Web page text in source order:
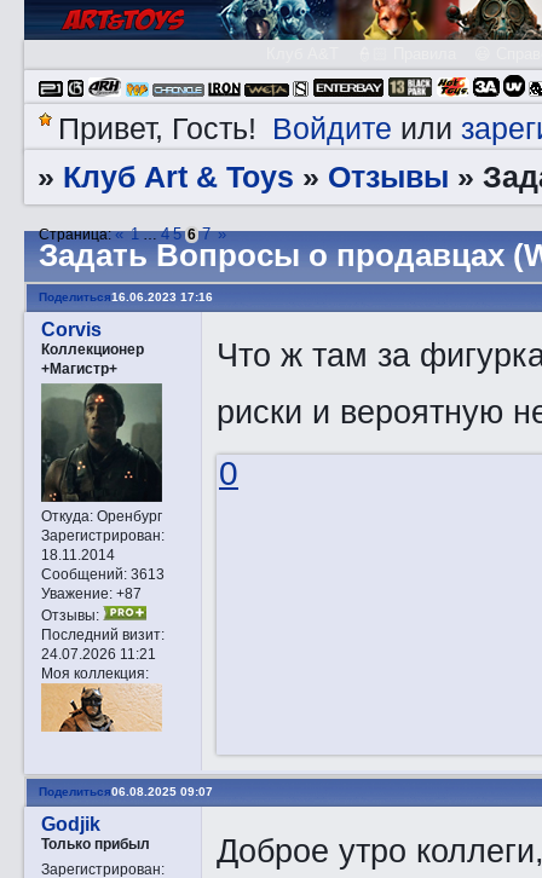
Привет, Гость! Войдите или
» Клуб Art & Toys » Отзывы »
Задать Вопросы о продавцах
Страница:« 1 … 4 5 6 7 »
Поделиться16.06.2023 17:16
Corvis
Коллекционер
+Магистр+
Откуда:Оренбург
Зарегистрирован:
18.11.2014
Сообщений:3613
Уважение: +87
Отзывы:
Последний визит:
24.07.2026 11:21
Моя коллекция:
Что ж там за
риски и вероятную
0
Поделиться06.08.2025 09:07
Godjik
Только прибыл
Зарегистрирован:
Доброе утро